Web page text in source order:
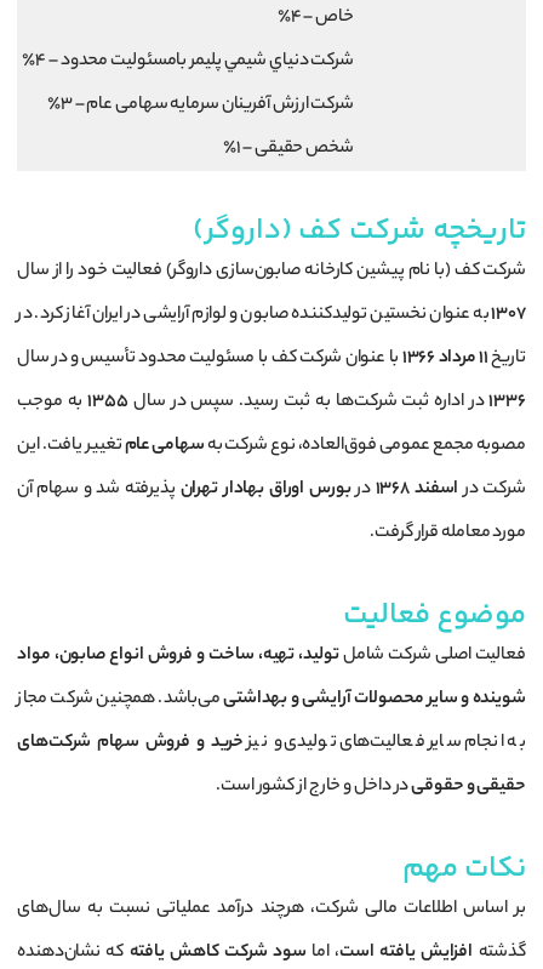
خاص – 4٪
شركت دنياي شيمي پليمر بامسئوليت محدود – 4٪
شركت ارزش آفرينان سرمايه سهامی عام – 3٪
شخص حقيقی – 1٪
تاریخچه شرکت کف (داروگر)
شرکت کف (با نام پیشین کارخانه صابون‌سازی داروگر) فعالیت خود را از سال
۱۳۰۷به عنوان نخستین تولیدکننده صابون و لوازم آرایشی در ایران آغاز کرد. در
تاریخ۱۱ مرداد ۱۳۶۶
با عنوان شرکت کف با مسئولیت محدود تأسیس و در سال
۱۳۳۶در اداره ثبت شرکت‌ها به ثبت رسید. سپس در سال ۱۳۵۵به موجب
مصوبه مجمع عمومی فوق‌العاده، نوع شرکت بهسهامی عامتغییر یافت. این
شرکت دراسفند ۱۳۶۸ دربورس اوراق بهادار تهران پذیرفته شد و سهام آن
مورد معامله قرار گرفت.
موضوع فعالیت
فعالیت اصلی شرکت شاملتولید، تهیه، ساخت و فروش انواع صابون، مواد
شوینده و سایر محصولات آرایشی و بهداشتیمی‌باشد. همچنین شرکت مجاز
به انجام سایر فعالیت‌های تولیدی و نیزخرید و فروش سهام شرکت‌های
حقیقی و حقوقیدر داخل و خارج از کشور است.
نکات مهم
بر اساس اطلاعات مالی شرکت، هرچند درآمد عملیاتی نسبت به سال‌های
گذشته افزایش یافته است، اما سود شرکت کاهش یافته که نشان‌دهنده